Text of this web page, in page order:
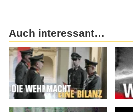
Auch interessant…